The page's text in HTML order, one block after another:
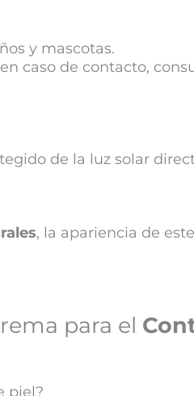
y mascotas.
caso de contacto,
de la luz solar
, la apariencia de
para el
piel?